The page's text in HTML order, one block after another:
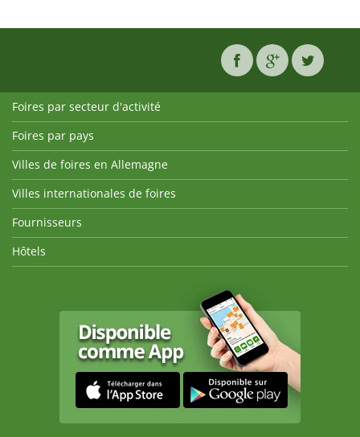
Foires par secteur d'activité
Foires par pays
Villes de foires en Allemagne
Villes internationales de foires
Fournisseurs
Hôtels